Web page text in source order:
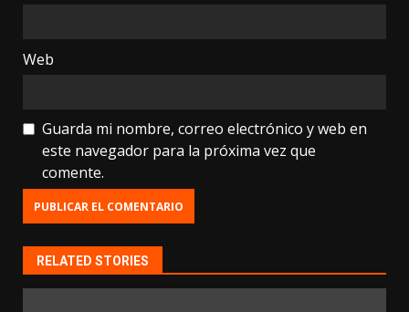
Web
Guarda mi nombre, correo electrónico y web en
este navegador para la próxima vez que
comente.
RELATED STORIES